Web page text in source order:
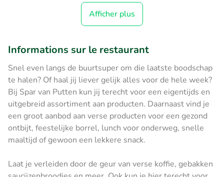
Afficher plus
Informations sur le restaurant
Snel even langs de buurtsuper om die laatste boodschap
te halen? Of haal jij liever gelijk alles voor de hele week?
Bij Spar van Putten kun jij terecht voor een eigentijds en
uitgebreid assortiment aan producten. Daarnaast vind je
een groot aanbod aan verse producten voor een gezond
ontbijt, feestelijke borrel, lunch voor onderweg, snelle
maaltijd of gewoon een lekkere snack.
Laat je verleiden door de geur van verse koffie, gebakken